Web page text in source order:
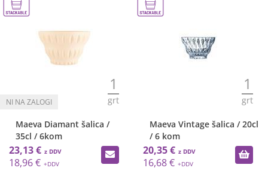
1
grt
Maeva Diamant šalica /
35cl / 6kom
23,13 €
18,96 €
1
grt
Maeva Vintage šalica / 20cl
/ 6 kom
20,35 €
16,68 €